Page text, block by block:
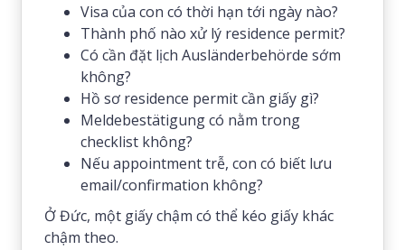
Visa của con có thời hạn tới ngày nào?
Thành phố nào xử lý residence permit?
Có cần đặt lịch Ausländerbehörde sớm
không?
Hồ sơ residence permit cần giấy gì?
Meldebestätigung có nằm trong
checklist không?
Nếu appointment trễ, con có biết lưu
email/confirmation không?
Ở Đức, một giấy chậm có thể kéo giấy khác
chậm theo.